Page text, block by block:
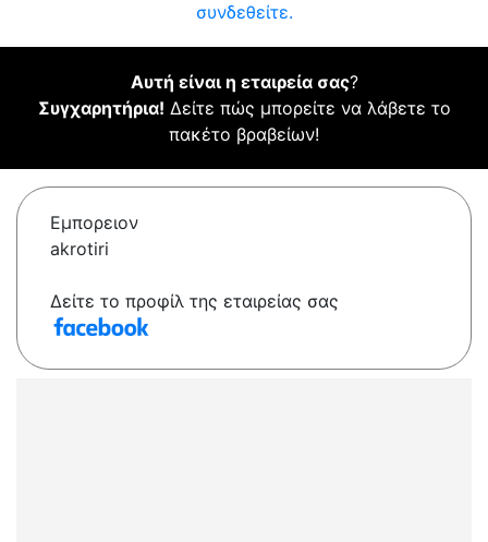
συνδεθείτε.
Αυτή είναι η εταιρεία σας?
Συγχαρητήρια! Δείτε πώς μπορείτε να λάβετε το
πακέτο βραβείων!
Εμπορειον
akrotiri
Δείτε το προφίλ της εταιρείας σας